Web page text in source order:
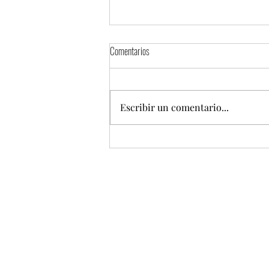
Torta Fest 2026 presentará una mega
Comentarios
Escribir un comentario...